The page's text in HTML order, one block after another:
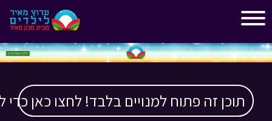
תוכן זה פתוח למנויים בלבד! לחצו כאן כדי